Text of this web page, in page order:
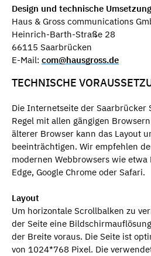
Design und technische Umsetzung
Haus & Gross communications
Heinrich-Barth-Straße 28
66115 Saarbrücken
E-Mail: com@hausgross.de
TECHNISCHE
Die Internetseite der
Regel mit allen gängigen
älterer Browser kann das Layout
beeinträchtigen. Wir empfehlen
modernen Webbrowsers wie
Edge, Google Chrome oder Safari.
Layout
Um horizontale Scrollbalken zu
der Seite eine
der Breite voraus. Die Seite ist
von 1024*768 Pixel. Die